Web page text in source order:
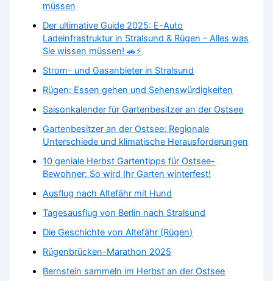
müssen
Der ultimative Guide 2025: E-Auto
Ladeinfrastruktur in Stralsund & Rügen – Alles was
Sie wissen müssen! 🚗⚡
Strom- und Gasanbieter in Stralsund
Rügen: Essen gehen und Sehenswürdigkeiten
Saisonkalender für Gartenbesitzer an der Ostsee
Gartenbesitzer an der Ostsee: Regionale
Unterschiede und klimatische Herausforderungen
10 geniale Herbst Gartentipps für Ostsee-
Bewohner: So wird Ihr Garten winterfest!
Ausflug nach Altefähr mit Hund
Tagesausflug von Berlin nach Stralsund
Die Geschichte von Altefähr (Rügen)
Rügenbrücken-Marathon 2025
Bernstein sammeln im Herbst an der Ostsee